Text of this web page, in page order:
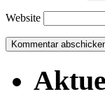
Website